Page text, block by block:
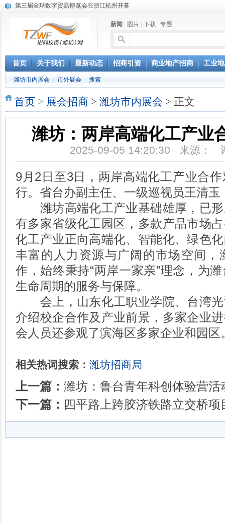
第三届全球数字贸易博览会在浙江杭州开幕
潍坊招商局讯：2024中日韩产业合作发展论坛开幕
昌乐大项目“拔节生长”赋能高质量发展
格润麦尔高端淀粉预混料智能制造项目顺利通过验收
潍坊招商局转：潍坊的冬日“秋景”
潍坊招商局转：潍坊历史名人--燕肃
欢聚潍坊·2024青岛啤酒 畅享节今晚启幕
新闻 图片 下载 专题
首页 关于我们 最新动态 招商引资 商业地产招商 工业
潍坊市内展会 市外展会 搜索
首页 > 展会招商 > 潍坊市内展会 > 正文
潍坊：两岸高端化工产业
2025-09-05 14:20:30 来源：
9月2日至3日，两岸高端化工产业合
行。省台办副主任、一级巡视员王清
潍坊高端化工产业基础雄厚，已形
有多家省级化工园区，多款产品市场
化工产业正向高端化、智能化、绿色
丰富的人力资源与广阔的市场空间，
作，始终秉持“两岸一家亲”理念，为
生命周期的服务与保障。
会上，山东化工职业学院、台湾光
介绍校企合作及产业前景，多家企业
会人员还参观了滨海区多家企业和园区
相关热词搜索： 潍坊招商局
上一篇： 潍坊：鲁台青年科创体验营活
下一篇： 四平路上跨胶济铁路立交桥项